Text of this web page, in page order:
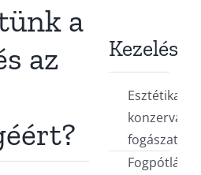
a
az
Kezelések
Esztétikai,
konzerváló
fogászat
Fogpótlások